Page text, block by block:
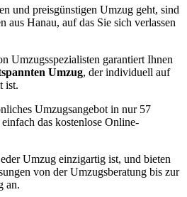
und preisgünstigen Umzug geht, sind
aus Hanau, auf das Sie sich verlassen
Umzugsspezialisten garantiert Ihnen
Umzug, der individuell auf
ist.
Umzugsangebot in nur 57
das kostenlose Online-
Umzug einzigartig ist, und bieten
von der Umzugsberatung bis zur
an.